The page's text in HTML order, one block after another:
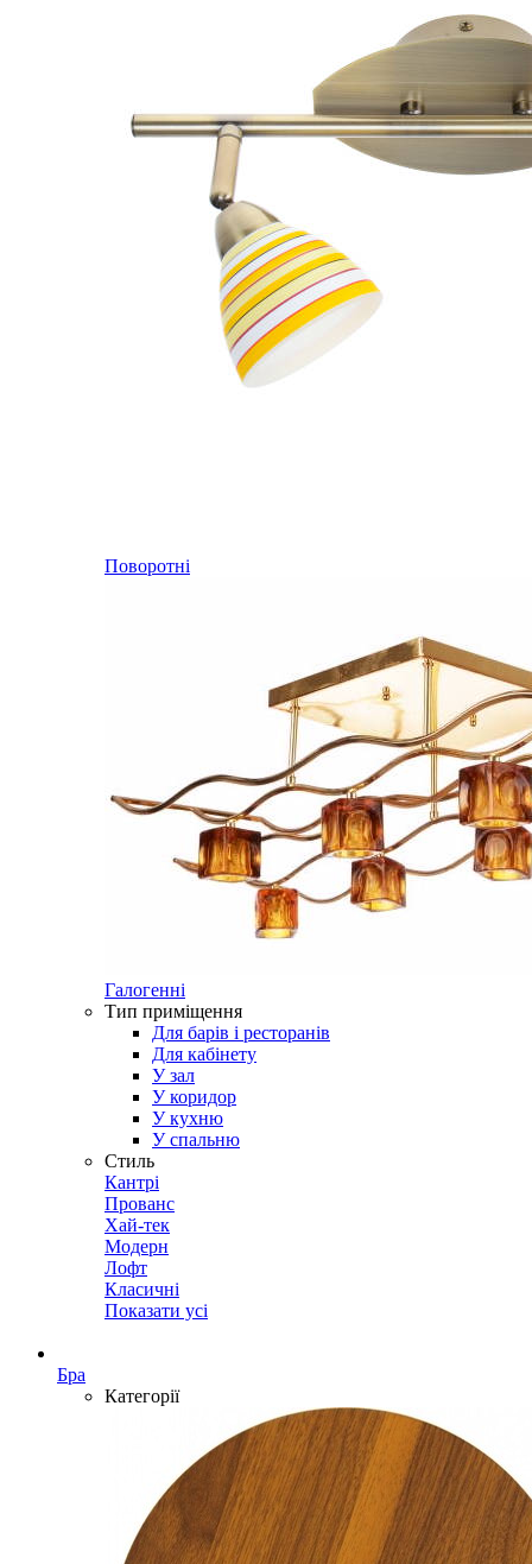
Поворотні
Галогенні
Тип приміщення
Для барів і ресторанів
Для кабінету
У зал
У коридор
У кухню
У спальню
Стиль
Кантрі
Прованс
Хай-тек
Модерн
Лофт
Класичні
Показати усі
Бра
Категорії